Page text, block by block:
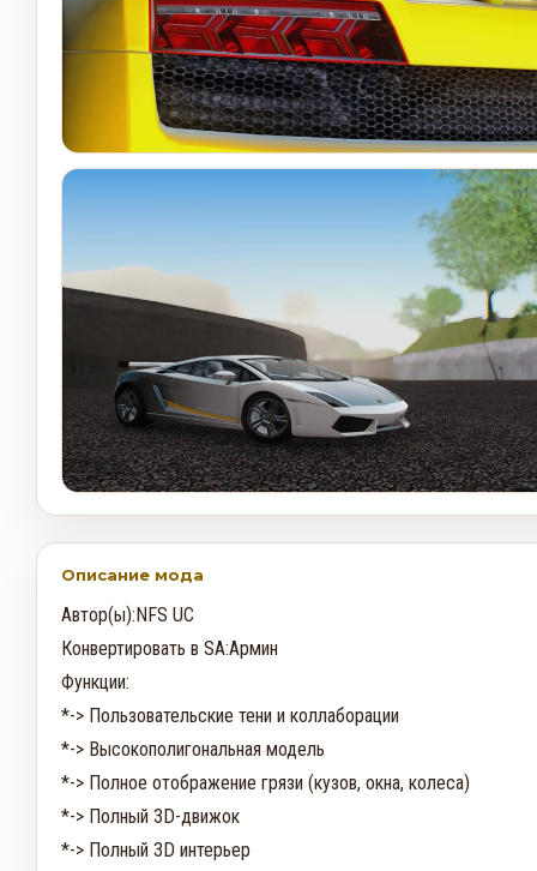
Описание мода
Автор(ы):NFS UC
Конвертировать в SA:Армин
Функции:
*-> Пользовательские тени и коллаборации
*-> Высокополигональная модель
*-> Полное отображение грязи (кузов, окна, колеса)
*-> Полный 3D-движок
*-> Полный 3D интерьер